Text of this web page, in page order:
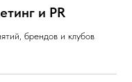
и PR
брендов и клубов